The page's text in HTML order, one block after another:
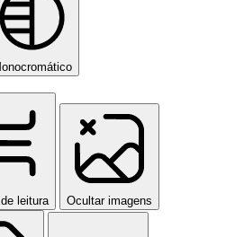
leitura Ocultar imagens